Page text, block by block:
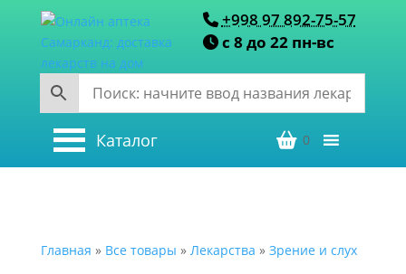
+998 97 892-75-57
с 8 до 22 пн-вс
Каталог 0
Главная » Все товары » Лекарства » Зрение и слух